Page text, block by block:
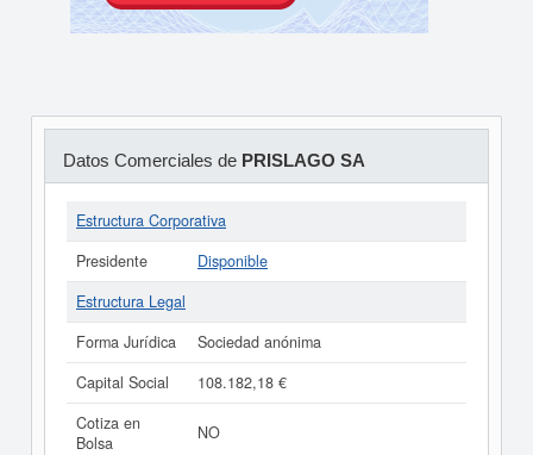
Datos Comerciales de PRISLAGO SA
Estructura Corporativa
Presidente
Disponible
Estructura Legal
Forma Jurídica
Sociedad anónima
Capital Social
108.182,18 €
Cotiza en
Bolsa
NO